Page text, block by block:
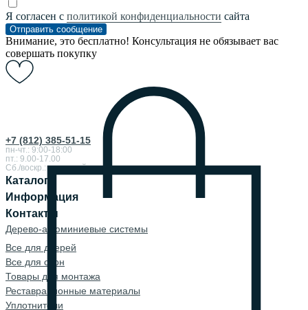
+7 (812) 385-51-15
пн-чт.: 9:00-18:00
пт.: 9.00-17.00
Сб./воскр.: выходной
Каталог
Информация
Контакты
Дерево-алюминиевые системы
Все для дверей
Все для окон
Товары для монтажа
Реставрационные материалы
Уплотнители
Я согласен с политикой конфиденциальности сайта
Отправить сообщение
Внимание, это бесплатно! Консультация не обязывает вас
совершать покупку